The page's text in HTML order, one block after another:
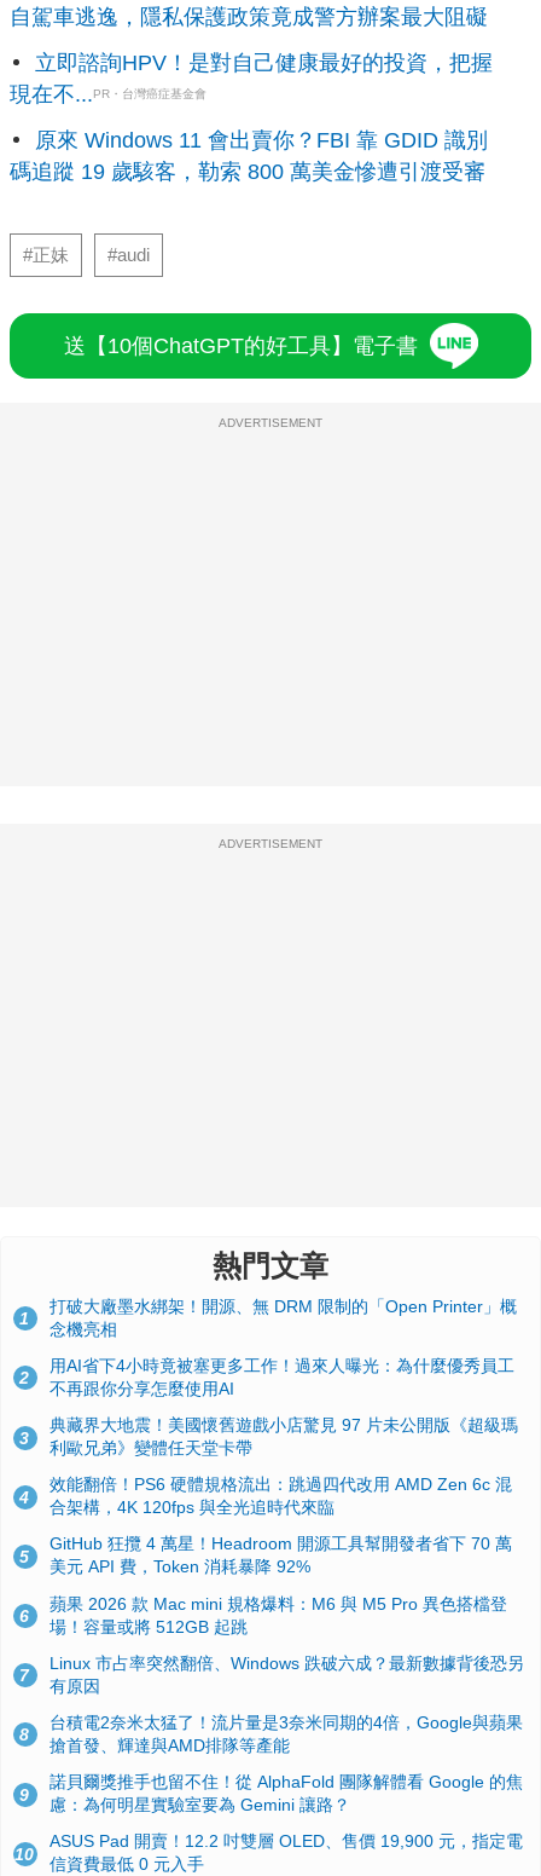
自駕車逃逸，隱私保護政策竟成警方辦案最大阻礙
立即諮詢HPV！是對自己健康最好的投資，把握
現在不...PR・台灣癌症基金會
原來 Windows 11 會出賣你？FBI 靠 GDID 識別
碼追蹤 19 歲駭客，勒索 800 萬美金慘遭引渡受審
#正妹 #audi
送【10個ChatGPT的好工具】電子書
ADVERTISEMENT
ADVERTISEMENT
熱門文章
1
打破大廠墨水綁架！開源、無 DRM 限制的「Open Printer」概
念機亮相
2
用AI省下4小時竟被塞更多工作！過來人曝光：為什麼優秀員工
不再跟你分享怎麼使用AI
3
典藏界大地震！美國懷舊遊戲小店驚見 97 片未公開版《超級瑪
利歐兄弟》變體任天堂卡帶
4
效能翻倍！PS6 硬體規格流出：跳過四代改用 AMD Zen 6c 混
合架構，4K 120fps 與全光追時代來臨
5
GitHub 狂攬 4 萬星！Headroom 開源工具幫開發者省下 70 萬
美元 API 費，Token 消耗暴降 92%
6
蘋果 2026 款 Mac mini 規格爆料：M6 與 M5 Pro 異色搭檔登
場！容量或將 512GB 起跳
7
Linux 市占率突然翻倍、Windows 跌破六成？最新數據背後恐另
有原因
8
台積電2奈米太猛了！流片量是3奈米同期的4倍，Google與蘋果
搶首發、輝達與AMD排隊等產能
9
諾貝爾獎推手也留不住！從 AlphaFold 團隊解體看 Google 的焦
慮：為何明星實驗室要為 Gemini 讓路？
10
ASUS Pad 開賣！12.2 吋雙層 OLED、售價 19,900 元，指定電
信資費最低 0 元入手